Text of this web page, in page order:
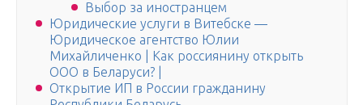
Выбор за иностранцем
Юридические услуги в Витебске —
Юридическое агентство Юлии
Михайличенко | Как россиянину открыть
ООО в Беларуси? |
Открытие ИП в России гражданину